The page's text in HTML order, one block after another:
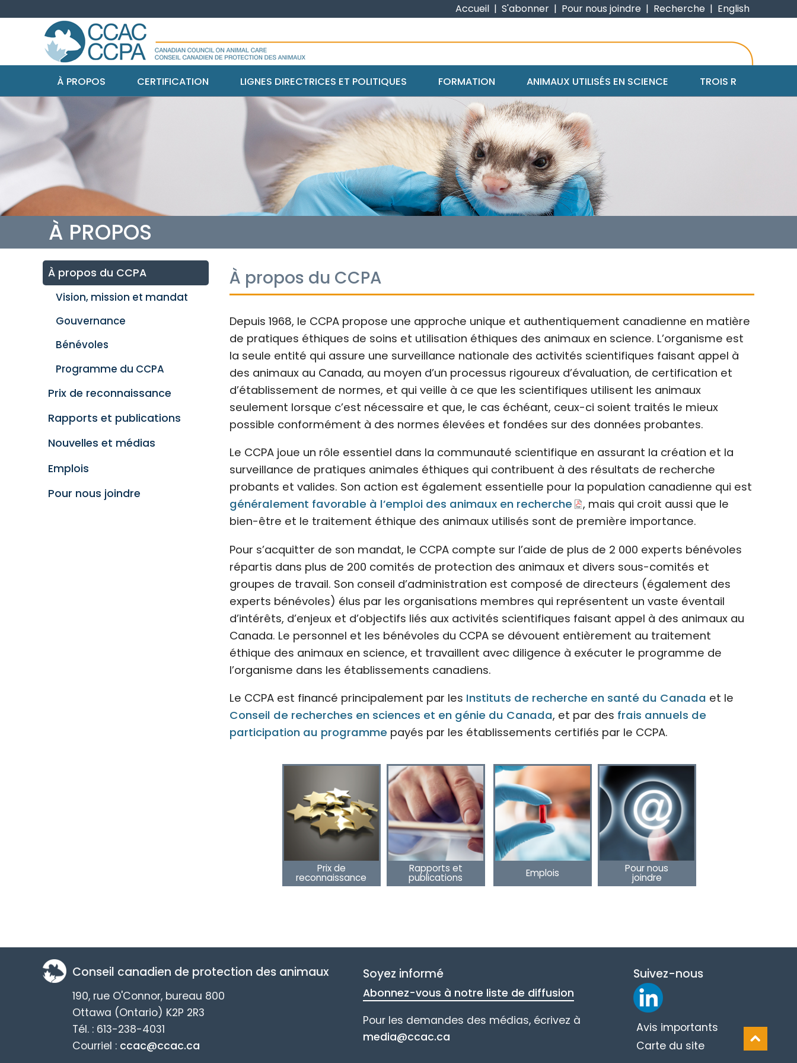
Accueil | S'abonner | Pour nous joindre | Recherche | English
À PROPOS CERTIFICATION LIGNES DIRECTRICES ET POLITIQUES FORMATION ANIMAUX UTILISÉS EN SCIENCE TROIS R
À PROPOS
À propos du CCPA
Vision, mission et mandat
Gouvernance
Bénévoles
Programme du CCPA
Prix de reconnaissance
Rapports et publications
Nouvelles et médias
Emplois
Pour nous joindre
À propos du CCPA
Depuis 1968, le CCPA propose une approche unique et authentiquement canadienne en matière
de pratiques éthiques de soins et utilisation éthiques des animaux en science. L’organisme est
la seule entité qui assure une surveillance nationale des activités scientifiques faisant appel à
des animaux au Canada, au moyen d’un processus rigoureux d’évaluation, de certification et
d’établissement de normes, et qui veille à ce que les scientifiques utilisent les animaux
seulement lorsque c’est nécessaire et que, le cas échéant, ceux-ci soient traités le mieux
possible conformément à des normes élevées et fondées sur des données probantes.
Le CCPA joue un rôle essentiel dans la communauté scientifique en assurant la création et la
surveillance de pratiques animales éthiques qui contribuent à des résultats de recherche
probants et valides. Son action est également essentielle pour la population canadienne qui est
généralement favorable à l’emploi des animaux en recherche
, mais qui croit aussi que le
bien-être et le traitement éthique des animaux utilisés sont de première importance.
Pour s’acquitter de son mandat, le CCPA compte sur l’aide de plus de 2 000 experts bénévoles
répartis dans plus de 200 comités de protection des animaux et divers sous-comités et
groupes de travail. Son conseil d’administration est composé de directeurs (également des
experts bénévoles) élus par les organisations membres qui représentent un vaste éventail
d’intérêts, d’enjeux et d’objectifs liés aux activités scientifiques faisant appel à des animaux au
Canada. Le personnel et les bénévoles du CCPA se dévouent entièrement au traitement
éthique des animaux en science, et travaillent avec diligence à exécuter le programme de
l’organisme dans les établissements canadiens.
Le CCPA est financé principalement par les Instituts de recherche en santé du Canada et le
Conseil de recherches en sciences et en génie du Canada, et par des frais annuels de
participation au programme payés par les établissements certifiés par le CCPA.
Prix de
reconnaissance
Rapports et
publications Emplois Pour nous
joindre
Conseil canadien de protection des animaux
190, rue O'Connor, bureau 800
Ottawa (Ontario) K2P 2R3
Tél. : 613-238-4031
Courriel : ccac@ccac.ca
Soyez informé
Abonnez-vous à notre liste de diffusion
Pour les demandes des médias, écrivez à
media@ccac.ca
Suivez-nous
Avis importants
Carte du site